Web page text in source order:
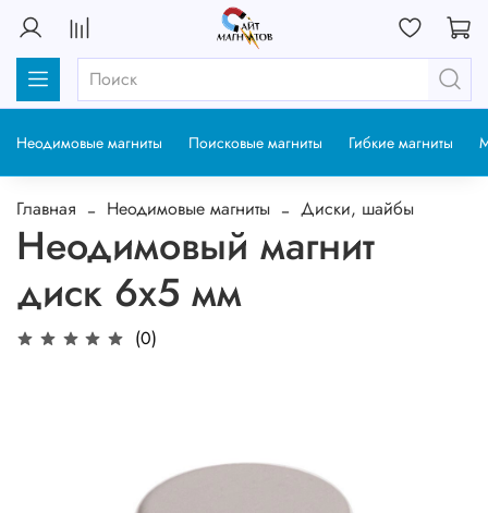
Неодимовые магниты Поисковые магниты Гибкие магниты
Главная Неодимовые магниты Диски, шайбы
Неодимовый магнит
диск 6х5 мм
(0)